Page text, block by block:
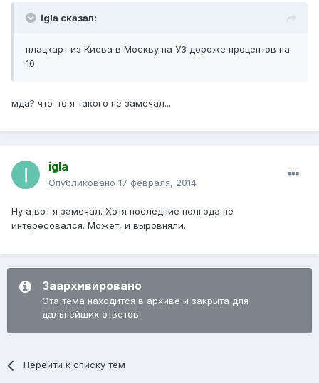
igla сказал:
плацкарт из Киева в Москву на УЗ дороже процентов на
10.
мда? что-то я такого не замечал...
igla
Опубликовано 17 февраля, 2014
Ну а вот я замечал. Хотя последние полгода не
интересовался. Может, и выровняли.
Заархивировано
Эта тема находится в архиве и закрыта для
дальнейших ответов.
Перейти к списку тем